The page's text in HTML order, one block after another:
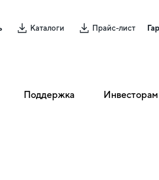
Каталоги Прайс-лист
Поддержка Инвесторам